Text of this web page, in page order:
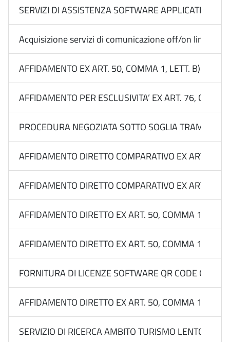
SERVIZI DI ASSISTENZA SOFTWARE APPLICATIVI
Acquisizione servizi di comunicazione off/on line
AFFIDAMENTO EX ART. 50, COMMA 1, LETT. B) DEL
AFFIDAMENTO PER ESCLUSIVITA’ EX ART. 76,
PROCEDURA NEGOZIATA SOTTO SOGLIA TRAMITE
AFFIDAMENTO DIRETTO COMPARATIVO EX ART.
AFFIDAMENTO DIRETTO COMPARATIVO EX ART. 50,
AFFIDAMENTO DIRETTO EX ART. 50, COMMA 1,
AFFIDAMENTO DIRETTO EX ART. 50, COMMA 1,
FORNITURA DI LICENZE SOFTWARE QR CODE
AFFIDAMENTO DIRETTO EX ART. 50, COMMA 1,
SERVIZIO DI RICERCA AMBITO TURISMO LENTO, IN